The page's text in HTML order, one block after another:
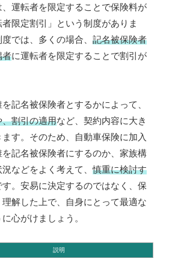
、運転者を限定することで保険料が
限定割引」という制度がありま
では、多くの場合、 記名被保険者
者に運転者を限定することで割引が
記名被保険者とするかによって、
割引の適用など、契約内容に大き
す。そのため、自動車保険に加入
記名被保険者にするのか、家族構
況などをよく考えて、慎重に検討す
す。安易に決定するのではなく、保
解した上で、自身にとって最適な
心がけましょう。
説明